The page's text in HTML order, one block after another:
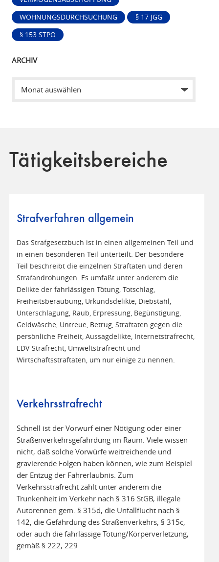
WOHNUNGSDURCHSUCHUNG § 17 JGG
§ 153 STPO
ARCHIV
Tätigkeitsbereiche
Strafverfahren allgemein
Das Strafgesetzbuch ist in einen allgemeinen Teil und
in einen besonderen Teil unterteilt. Der besondere
Teil beschreibt die einzelnen Straftaten und deren
Strafandrohungen. Es umfaßt unter anderem die
Delikte der fahrlässigen Tötung, Totschlag,
Freiheitsberaubung, Urkundsdelikte, Diebstahl,
Unterschlagung, Raub, Erpressung, Begünstigung,
Geldwäsche, Untreue, Betrug, Straftaten gegen die
persönliche Freiheit, Aussagdelikte, Internetstrafrecht,
EDV-Strafrecht, Umweltstrafrecht und
Wirtschaftsstraftaten, um nur einige zu nennen.
Verkehrsstrafrecht
Schnell ist der Vorwurf einer Nötigung oder einer
Straßenverkehrsgefährdung im Raum. Viele wissen
nicht, daß solche Vorwürfe weitreichende und
gravierende Folgen haben können, wie zum Beispiel
der Entzug der Fahrerlaubnis. Zum
Verkehrsstrafrecht zählt unter anderem die
Trunkenheit im Verkehr nach § 316 StGB, illegale
Autorennen gem. § 315d, die Unfallflucht nach §
142, die Gefährdung des Straßenverkehrs, § 315c,
oder auch die fahrlässige Tötung/Körperverletzung,
gemäß § 222, 229